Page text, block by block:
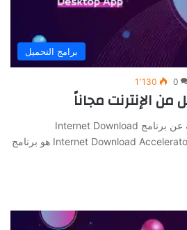
برامج التحميل
0 1٬130
من الإنترنت مجاناً
سوف نتحدث في هذه المقالة عن برنامج Internet Download
Accelerator مقدمة Internet Download Accelerator (IDA) هو برنامج